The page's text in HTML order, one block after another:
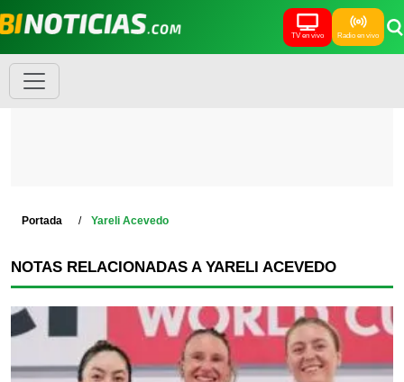
TV en vivo Radio en vivo
Portada Yareli Acevedo
NOTAS RELACIONADAS A YARELI ACEVEDO